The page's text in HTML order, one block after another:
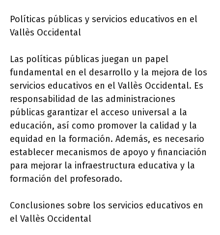
Políticas públicas y servicios educativos en el
Vallès Occidental
Las políticas públicas juegan un papel
fundamental en el desarrollo y la mejora de los
servicios educativos en el Vallès Occidental. Es
responsabilidad de las administraciones
públicas garantizar el acceso universal a la
educación, así como promover la calidad y la
equidad en la formación. Además, es necesario
establecer mecanismos de apoyo y financiación
para mejorar la infraestructura educativa y la
formación del profesorado.
Conclusiones sobre los servicios educativos en
el Vallès Occidental